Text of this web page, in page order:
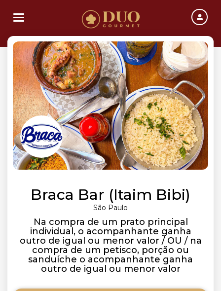
Toggle navigation
Braca Bar (Itaim Bibi)
São Paulo
Na compra de um prato principal
individual, o acompanhante ganha
outro de igual ou menor valor / OU / na
compra de um petisco, porção ou
sanduíche o acompanhante ganha
outro de igual ou menor valor